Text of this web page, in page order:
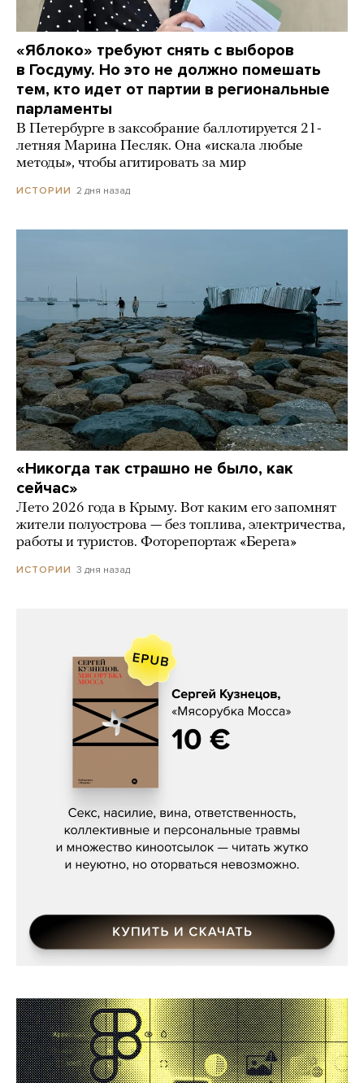
«Яблоко» требуют снять с выборов
в Госдуму. Но это не должно помешать
тем, кто идет от партии в региональные
парламенты
В Петербурге в заксобрание баллотируется 21-
летняя Марина Песляк. Она «искала любые
методы», чтобы агитировать за мир
ИСТОРИИ 2 дня назад
«Никогда так страшно не было, как
сейчас»
Лето 2026 года в Крыму. Вот каким его запомнят
жители полуострова — без топлива, электричества,
работы и туристов. Фоторепортаж «Берега»
ИСТОРИИ 3 дня назад
Сергей Кузнецов, «Мясорубка